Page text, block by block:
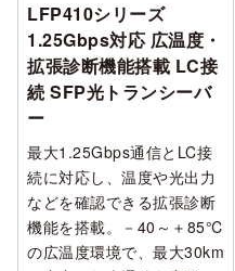
LFP410シリーズ
1.25Gbps対応 広温度・
拡張診断機能搭載 LC接
続 SFP光トランシーバ
ー
最大1.25Gbps通信とLC接
続に対応し、温度や光出力
などを確認できる拡張診断
機能を搭載。－40～＋85℃
の広温度環境で、最大30km